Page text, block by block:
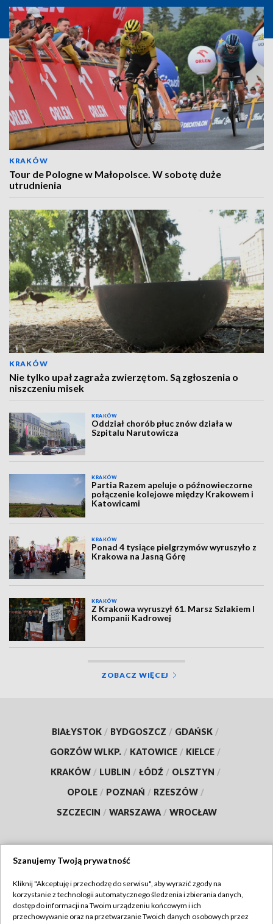
KRAKÓW
Tour de Pologne w Małopolsce. W sobotę duże
utrudnienia
KRAKÓW
Nie tylko upał zagraża zwierzętom. Są zgłoszenia o
niszczeniu misek
KRAKÓW
Oddział chorób płuc znów działa w
Szpitalu Narutowicza
KRAKÓW
Partia Razem apeluje o późnowieczorne
połączenie kolejowe między Krakowem i
Katowicami
KRAKÓW
Ponad 4 tysiące pielgrzymów wyruszyło z
Krakowa na Jasną Górę
KRAKÓW
Z Krakowa wyruszył 61. Marsz Szlakiem I
Kompanii Kadrowej
ZOBACZ WIĘCEJ
BIAŁYSTOK / BYDGOSZCZ / GDAŃSK /
GORZÓW WLKP. / KATOWICE / KIELCE /
KRAKÓW / LUBLIN / ŁÓDŹ / OLSZTYN /
OPOLE / POZNAŃ / RZESZÓW /
SZCZECIN / WARSZAWA / WROCŁAW
TVP
Abonament TVP
Regulamin TVP
Szanujemy Twoją prywatność
Kliknij "Akceptuję i przechodzę do serwisu", aby wyrazić zgody na
korzystanie z technologii automatycznego śledzenia i zbierania danych,
dostęp do informacji na Twoim urządzeniu końcowym i ich
przechowywanie oraz na przetwarzanie Twoich danych osobowych przez